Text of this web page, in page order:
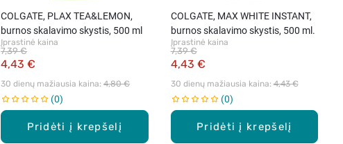
Pridėti į krepšelį
COLGATE, PLAX TEA&LEMON,
burnos skalavimo skystis, 500 ml
Įprastinė kaina
4,43 €
7,39 €
30 dienų mažiausia kaina: 4,80 €
0
Pridėti į krepšelį
COLGATE, MAX WHITE INSTANT,
burnos skalavimo skystis, 500 ml.
Įprastinė kaina
4,43 €
7,39 €
30 dienų mažiausia kaina: 4,43 €
0